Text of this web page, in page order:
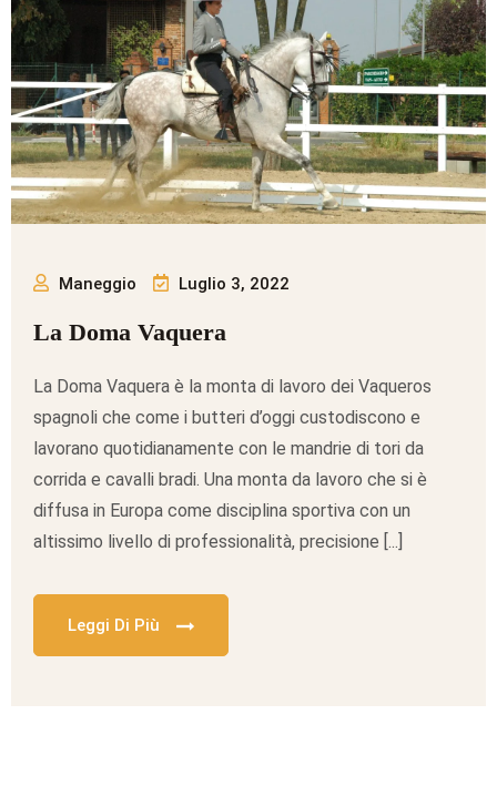
Maneggio Luglio 3, 2022
La Doma Vaquera
La Doma Vaquera è la monta di lavoro dei Vaqueros
spagnoli che come i butteri d’oggi custodiscono e
lavorano quotidianamente con le mandrie di tori da
corrida e cavalli bradi. Una monta da lavoro che si è
diffusa in Europa come disciplina sportiva con un
altissimo livello di professionalità, precisione [...]
Leggi Di Più